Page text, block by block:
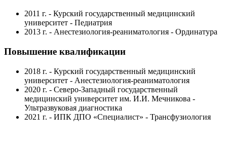
2011 г. - Курский государственный медицинский
университет - Педиатрия
2013 г. - Анестезиология-реаниматология - Ординатура
Повышение квалификации
2018 г. - Курский государственный медицинский
университет - Анестезиология-реаниматология
2020 г. - Северо-Западный государственный
медицинский университет им. И.И. Мечникова -
Ультразвуковая диагностика
2021 г. - ИПК ДПО «Специалист» - Трансфузиология